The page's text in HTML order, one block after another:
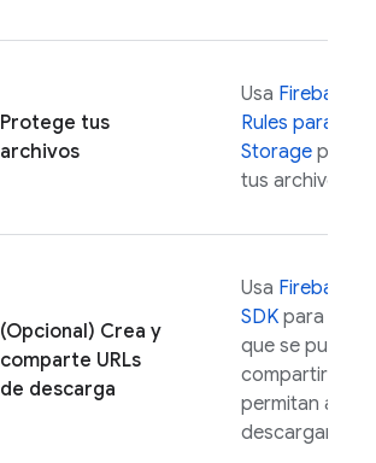
Protege tus
archivos
Usa Firebase
Rules para
Storage para
tus archivos.
(Opcional) Crea y
comparte URLs
de descarga
Usa Firebase
SDK para
que se puedan
compartir y
permitan a los
descargar